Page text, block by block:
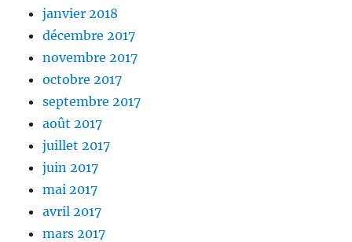
janvier 2018
décembre 2017
novembre 2017
octobre 2017
septembre 2017
août 2017
juillet 2017
juin 2017
mai 2017
avril 2017
mars 2017